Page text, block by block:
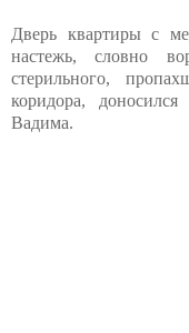
Дверь квартиры с
настежь, словно
стерильного,
коридора,
Вадима.